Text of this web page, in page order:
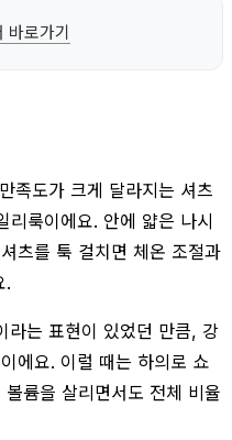
바로가기
족도가 크게 달라지는 셔츠
리룩이에요. 안에 얇은 나시
츠를 툭 걸치면 체온 조절과
.
라는 표현이 있었던 만큼, 강
에요. 이럴 때는 하의로 쇼
륨을 살리면서도 전체 비율